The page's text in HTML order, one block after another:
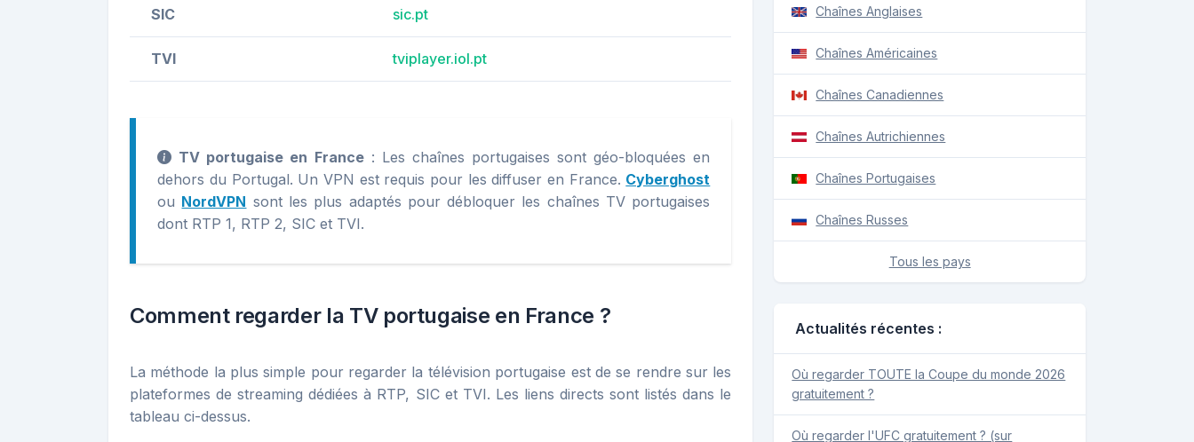
SIC sic.pt
TVI tviplayer.iol.pt
TV portugaise en France: Les chaînes portugaises sont géo-bloquées en
dehors du Portugal. Un VPN est requis pour les diffuser en France. Cyberghost
ou NordVPN sont les plus adaptés pour débloquer les chaînes TV portugaises
dont RTP 1, RTP 2, SIC et TVI.
Comment regarder la TV portugaise en France ?
La méthode la plus simple pour regarder la télévision portugaise est de se rendre sur les
plateformes de streaming dédiées à RTP, SIC et TVI. Les liens directs sont listés dans le
tableau ci-dessus.
Chaînes Anglaises
Chaînes Américaines
Chaînes Canadiennes
Chaînes Autrichiennes
Chaînes Portugaises
Chaînes Russes
Tous les pays
Actualités récentes :
Où regarder TOUTE la Coupe du monde 2026
gratuitement ?
Où regarder l'UFC gratuitement ? (sur